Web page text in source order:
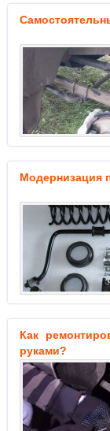
Модернизация
Как
руками?